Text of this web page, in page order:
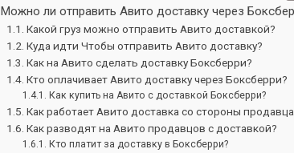
Можно ли отправить Авито доставку через
Какой груз можно отправить Авито доставкой?
Куда идти Чтобы отправить Авито доставку?
Как на Авито сделать доставку Боксберри?
Кто оплачивает Авито доставку через Боксберри?
Как купить на Авито с доставкой Боксберри?
Как работает Авито доставка со стороны
Как разводят на Авито продавцов с доставкой?
Кто платит за доставку в Боксберри?